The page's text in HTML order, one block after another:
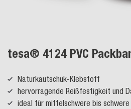
tesa® 4124 PVC
Naturkautschuk-Klebstoff
hervorragende Reißfestigkeit und
ideal für mittelschwere bis schwere